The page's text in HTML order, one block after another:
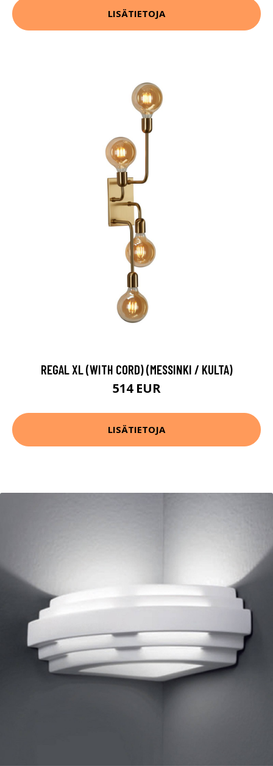
LISÄTIETOJA
REGAL XL (WITH CORD) (MESSINKI / KULTA)
514 EUR
LISÄTIETOJA